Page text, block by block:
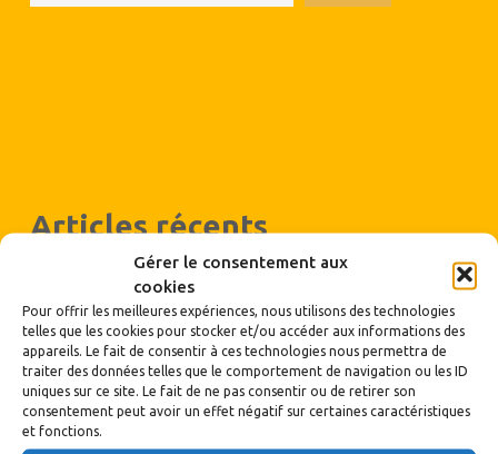
Gérer le consentement aux
cookies
Pour offrir les meilleures expériences, nous utilisons des technologies
telles que les cookies pour stocker et/ou accéder aux informations des
appareils. Le fait de consentir à ces technologies nous permettra de
traiter des données telles que le comportement de navigation ou les ID
uniques sur ce site. Le fait de ne pas consentir ou de retirer son
consentement peut avoir un effet négatif sur certaines caractéristiques
et fonctions.
Articles récents
Bulletin 180-181 du deuxième trimestre 2026
Vente exceptionnelle de tissus à Mornant le 30 mai 2026 de 9h à
12h
Marché de printemps de Chabeuil en 2026
Le bulletin 179, du 1er trimestre 2026